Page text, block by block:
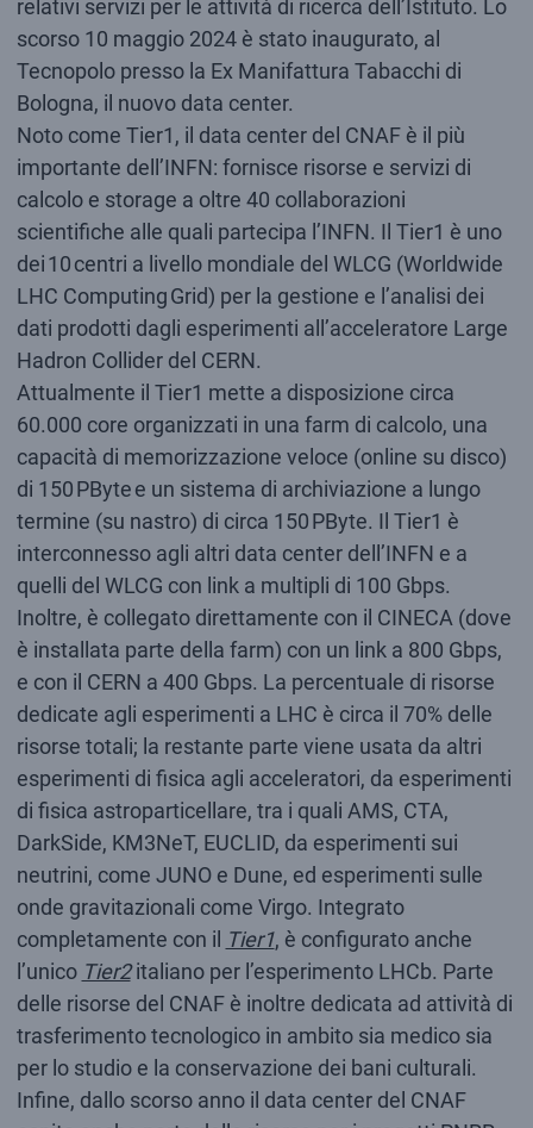
relativi servizi per le attività di ricerca dell’Istituto. Lo
scorso 10 maggio 2024 è stato inaugurato, al
Tecnopolo presso la Ex Manifattura Tabacchi di
Bologna, il nuovo data center.
Noto come Tier1, il data center del CNAF è il più
importante dell’INFN: fornisce risorse e servizi di
calcolo e storage a oltre 40 collaborazioni
scientifiche alle quali partecipa l’INFN. Il Tier1 è uno
dei 10 centri a livello mondiale del WLCG (Worldwide
LHC Computing Grid) per la gestione e l’analisi dei
dati prodotti dagli esperimenti all’acceleratore Large
Hadron Collider del CERN.
Attualmente il Tier1 mette a disposizione circa
60.000 core organizzati in una farm di calcolo, una
capacità di memorizzazione veloce (online su disco)
di 150 PByte e un sistema di archiviazione a lungo
termine (su nastro) di circa 150 PByte. Il Tier1 è
interconnesso agli altri data center dell’INFN e a
quelli del WLCG con link a multipli di 100 Gbps.
Inoltre, è collegato direttamente con il CINECA (dove
è installata parte della farm) con un link a 800 Gbps,
e con il CERN a 400 Gbps. La percentuale di risorse
dedicate agli esperimenti a LHC è circa il 70% delle
risorse totali; la restante parte viene usata da altri
esperimenti di fisica agli acceleratori, da esperimenti
di fisica astroparticellare, tra i quali AMS, CTA,
DarkSide, KM3NeT, EUCLID, da esperimenti sui
neutrini, come JUNO e Dune, ed esperimenti sulle
onde gravitazionali come Virgo. Integrato
completamente con il Tier1, è configurato anche
l’unico Tier2italiano per l’esperimento LHCb. Parte
delle risorse del CNAF è inoltre dedicata ad attività di
trasferimento tecnologico in ambito sia medico sia
per lo studio e la conservazione dei bani culturali.
Infine, dallo scorso anno il data center del CNAF